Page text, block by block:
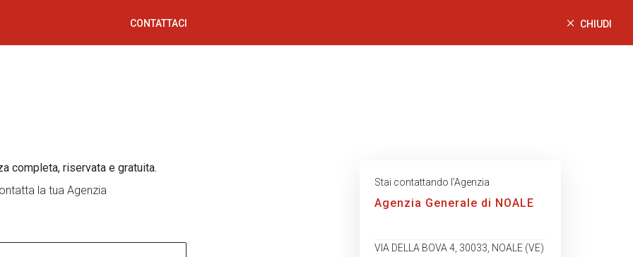
CONTATTACI CHIUDI
completa, riservata e gratuita.
la tua Agenzia
Stai contattando l’Agenzia
Agenzia Generale di NOALE
VIA DELLA BOVA 4, 30033, NOALE (VE)